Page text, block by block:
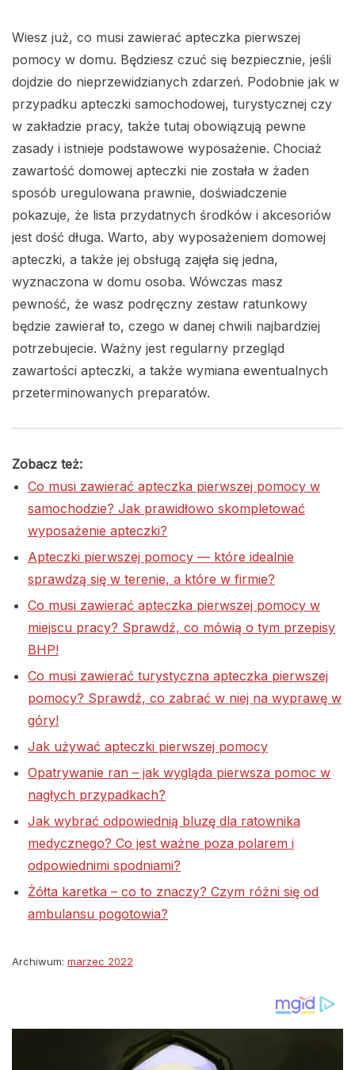
Wiesz już, co musi zawierać apteczka pierwszej
pomocy w domu. Będziesz czuć się bezpiecznie, jeśli
dojdzie do nieprzewidzianych zdarzeń. Podobnie jak w
przypadku apteczki samochodowej, turystycznej czy
w zakładzie pracy, także tutaj obowiązują pewne
zasady i istnieje podstawowe wyposażenie. Chociaż
zawartość domowej apteczki nie została w żaden
sposób uregulowana prawnie, doświadczenie
pokazuje, że lista przydatnych środków i akcesoriów
jest dość długa. Warto, aby wyposażeniem domowej
apteczki, a także jej obsługą zajęła się jedna,
wyznaczona w domu osoba. Wówczas masz
pewność, że wasz podręczny zestaw ratunkowy
będzie zawierał to, czego w danej chwili najbardziej
potrzebujecie. Ważny jest regularny przegląd
zawartości apteczki, a także wymiana ewentualnych
przeterminowanych preparatów.
Zobacz też:
Co musi zawierać apteczka pierwszej pomocy w
samochodzie? Jak prawidłowo skompletować
wyposażenie apteczki?
Apteczki pierwszej pomocy — które idealnie
sprawdzą się w terenie, a które w firmie?
Co musi zawierać apteczka pierwszej pomocy w
miejscu pracy? Sprawdź, co mówią o tym przepisy
BHP!
Co musi zawierać turystyczna apteczka pierwszej
pomocy? Sprawdź, co zabrać w niej na wyprawę w
góry!
Jak używać apteczki pierwszej pomocy
Opatrywanie ran – jak wygląda pierwsza pomoc w
nagłych przypadkach?
Jak wybrać odpowiednią bluzę dla ratownika
medycznego? Co jest ważne poza polarem i
odpowiednimi spodniami?
Żółta karetka – co to znaczy? Czym różni się od
ambulansu pogotowia?
Archiwum: marzec 2022